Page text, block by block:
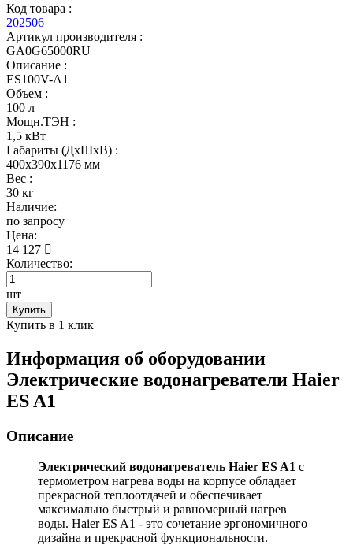
Код товара :
202506
Артикул производителя :
GA0G65000RU
Описание :
ES100V-A1
Объем :
100 л
Мощн.ТЭН :
1,5 кВт
Габариты (ДхШхВ) :
400x390x1176 мм
Вес :
30 кг
Наличие:
по запросу
Цена:
14 127
Количество:
шт
Купить
Купить в 1 клик
Информация об оборудовании
Электрические водонагреватели Haier
ES A1
Описание
Электрический водонагреватель Haier ES A1 с
термометром нагрева воды на корпусе обладает
прекрасной теплоотдачей и обеспечивает
максимально быстрый и равномерный нагрев
воды. Haier ES A1 - это сочетание эргономичного
дизайна и прекрасной функциональности.